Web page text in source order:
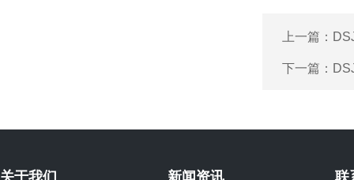
上一篇：
下一篇：
关于我们 新闻资讯 联